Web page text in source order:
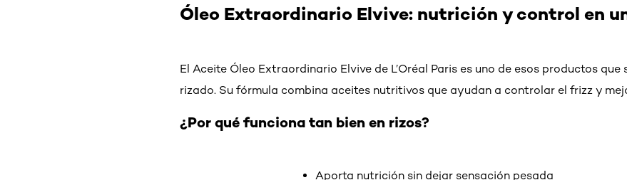
Óleo Extraordinario Elvive: nutrición y control en
El Aceite Óleo Extraordinario Elvive de L’Oréal Paris es uno de esos productos
rizado. Su fórmula combina aceites nutritivos que ayudan a controlar el frizz y
¿Por qué funciona tan bien en rizos?
Aporta nutrición sin dejar sensación pesada